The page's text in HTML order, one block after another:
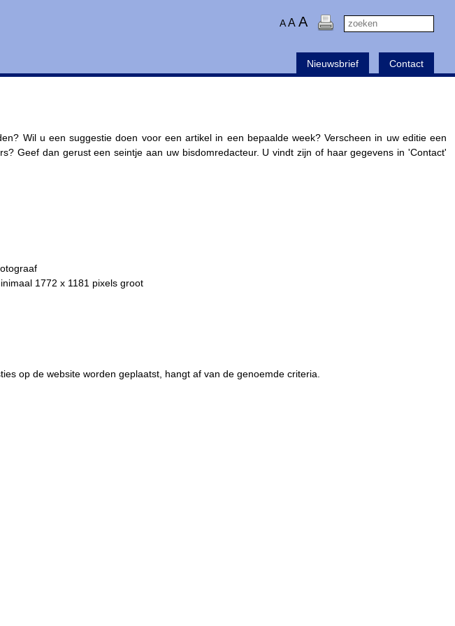
A A A
Nieuwsbrief Contact
Wil u een suggestie doen voor een artikel in een bepaalde week? Verscheen in uw editie een
Geef dan gerust een seintje aan uw bisdomredacteur. U vindt zijn of haar gegevens in 'Contact'
1772 x 1181 pixels groot
op de website worden geplaatst, hangt af van de genoemde criteria.